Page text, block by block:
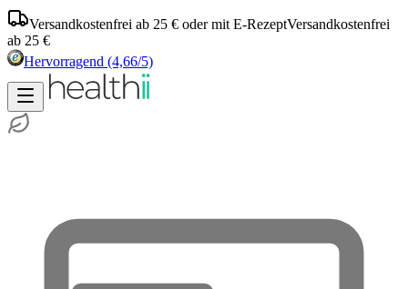
Versandkostenfrei ab 25 € oder mit E-RezeptVersandkostenfrei
ab 25 €
Hervorragend (4,66/5)